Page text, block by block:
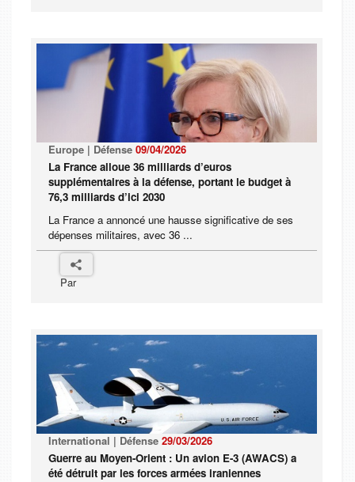
Europe | Défense 09/04/2026
La France alloue 36 milliards d’euros
supplémentaires à la défense, portant le budget à
76,3 milliards d’ici 2030
La France a annoncé une hausse significative de ses
dépenses militaires, avec 36 ...
Par
International | Défense 29/03/2026
Guerre au Moyen-Orient : Un avion E-3 (AWACS) a
été détruit par les forces armées iraniennes